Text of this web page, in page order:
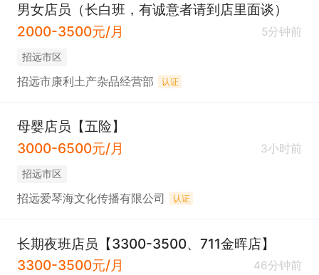
男女店员（长白班，有诚意者请到店里面谈）
2000-3500元/月
5分钟前
招远市区
招远市康利土产杂品经营部 认证
母婴店员【五险】
3000-6500元/月
3小时前
招远市区
招远爱琴海文化传播有限公司 认证
长期夜班店员【3300-3500、711金晖店】
3300-3500元/月
46分钟前